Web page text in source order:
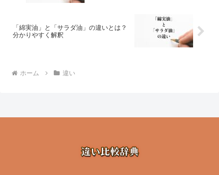
「綿実油」と「サラダ油」の違いとは？
分かりやすく解釈
ホーム 違い